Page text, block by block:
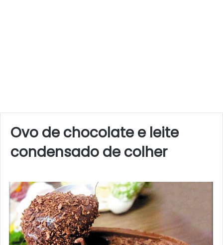
Ovo de chocolate e leite
condensado de colher